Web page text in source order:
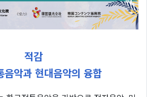
적감
음악과 현대음악의 융합